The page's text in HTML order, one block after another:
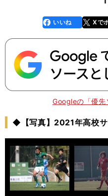
faceboo
k
いいね Xで
Googleの「優先
◆【写真】2021年高校サ